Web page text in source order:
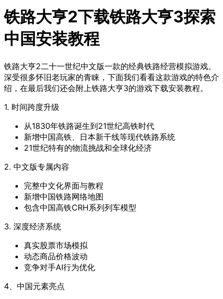
铁路大亨2下载铁路大亨3探索
中国安装教程
铁路大亨2二十一世纪中文版一款的经典铁路经营模拟游戏。
深受很多怀旧老玩家的青睐，下面我们看看这款游戏的特色介
绍，在最后我们还会附上铁路大亨3的游戏下载安装教程。
1. 时间跨度升级
从1830年铁路诞生到21世纪高铁时代
新增中国高铁、日本新干线等现代铁路系统
21世纪特有的物流挑战和全球化经济
2. 中文版专属内容
完整中文化界面与教程
新增中国铁路网络地图
包含中国高铁CRH系列列车模型
3. 深度经济系统
真实股票市场模拟
动态商品价格波动
竞争对手AI行为优化
4、中国元素亮点